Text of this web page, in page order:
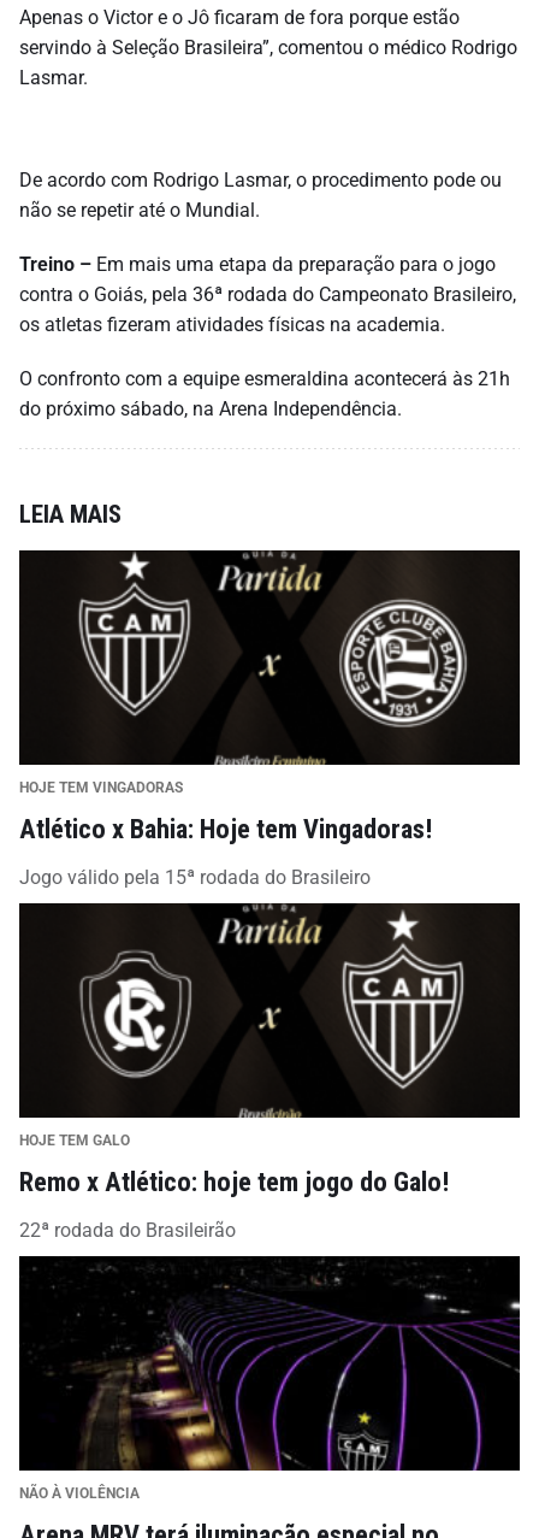
Apenas o Victor e o Jô ficaram de fora porque estão
servindo à Seleção Brasileira”, comentou o médico Rodrigo
Lasmar.
De acordo com Rodrigo Lasmar, o procedimento pode ou
não se repetir até o Mundial.
Treino – Em mais uma etapa da preparação para o jogo
contra o Goiás, pela 36ª rodada do Campeonato Brasileiro,
os atletas fizeram atividades físicas na academia.
O confronto com a equipe esmeraldina acontecerá às 21h
do próximo sábado, na Arena Independência.
LEIA MAIS
HOJE TEM VINGADORAS
Atlético x Bahia: Hoje tem Vingadoras!
Jogo válido pela 15ª rodada do Brasileiro
HOJE TEM GALO
Remo x Atlético: hoje tem jogo do Galo!
22ª rodada do Brasileirão
NÃO À VIOLÊNCIA